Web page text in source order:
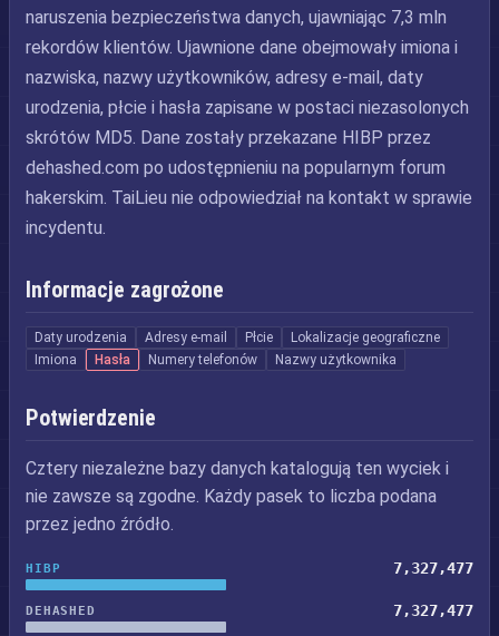
naruszenia bezpieczeństwa danych, ujawniając 7,3 mln
rekordów klientów. Ujawnione dane obejmowały imiona i
nazwiska, nazwy użytkowników, adresy e-mail, daty
urodzenia, płcie i hasła zapisane w postaci niezasolonych
skrótów MD5. Dane zostały przekazane HIBP przez
dehashed.com po udostępnieniu na popularnym forum
hakerskim. TaiLieu nie odpowiedział na kontakt w sprawie
incydentu.
Informacje zagrożone
Daty urodzenia Adresy e-mail Płcie
Lokalizacje geograficzne
Imiona
Hasła Numery telefonów Nazwy użytkownika
Potwierdzenie
Cztery niezależne bazy danych katalogują ten wyciek i
nie zawsze są zgodne. Każdy pasek to liczba podana
przez jedno źródło.
HIBP 7,327,477
DEHASHED 7,327,477